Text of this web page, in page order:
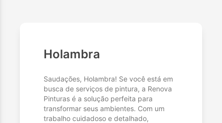
Holambra
Saudações, Holambra! Se você está em
busca de serviços de pintura, a Renova
Pinturas é a solução perfeita para
transformar seus ambientes. Com um
trabalho cuidadoso e detalhado,